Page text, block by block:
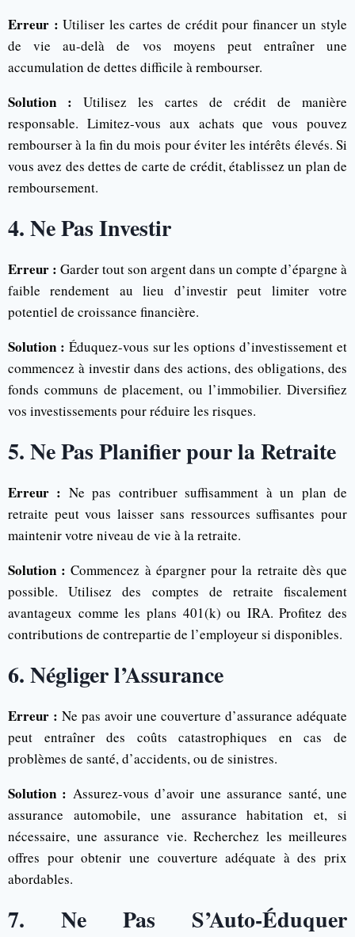
Erreur : Utiliser les cartes de crédit pour financer un style
de vie au-delà de vos moyens peut entraîner une
accumulation de dettes difficile à rembourser.
Solution : Utilisez les cartes de crédit de manière
responsable. Limitez-vous aux achats que vous pouvez
rembourser à la fin du mois pour éviter les intérêts élevés. Si
vous avez des dettes de carte de crédit, établissez un plan de
remboursement.
4. Ne Pas Investir
Erreur : Garder tout son argent dans un compte d’épargne à
faible rendement au lieu d’investir peut limiter votre
potentiel de croissance financière.
Solution : Éduquez-vous sur les options d’investissement et
commencez à investir dans des actions, des obligations, des
fonds communs de placement, ou l’immobilier. Diversifiez
vos investissements pour réduire les risques.
5. Ne Pas Planifier pour la Retraite
Erreur : Ne pas contribuer suffisamment à un plan de
retraite peut vous laisser sans ressources suffisantes pour
maintenir votre niveau de vie à la retraite.
Solution : Commencez à épargner pour la retraite dès que
possible. Utilisez des comptes de retraite fiscalement
avantageux comme les plans 401(k) ou IRA. Profitez des
contributions de contrepartie de l’employeur si disponibles.
6. Négliger l’Assurance
Erreur : Ne pas avoir une couverture d’assurance adéquate
peut entraîner des coûts catastrophiques en cas de
problèmes de santé, d’accidents, ou de sinistres.
Solution : Assurez-vous d’avoir une assurance santé, une
assurance automobile, une assurance habitation et, si
nécessaire, une assurance vie. Recherchez les meilleures
offres pour obtenir une couverture adéquate à des prix
abordables.
7. Ne Pas S’Auto-Éduquer